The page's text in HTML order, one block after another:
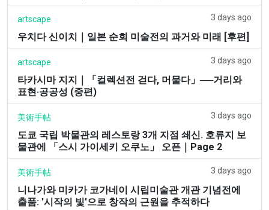
artscape 3 days ago
우치다 신이치｜일본 순회 미술전의 과거와 미래 [후편]
artscape 3 days ago
타카시마 지지｜「컬렉션전 걷다, 머물다」──거리와
표현·공공성 (중편)
美術手帖 3 days ago
도쿄 국립 박물관의 레스토랑 3개 지점 쇄신. 호류지 보
물관에 「스시 가이세키 오쿠노」 오픈｜Page 2
美術手帖 3 days ago
니나가와 미카가 코가네이 시립미술관 개관 기념전에
출품: '시작의 빛'으로 창작의 근원을 추적하다